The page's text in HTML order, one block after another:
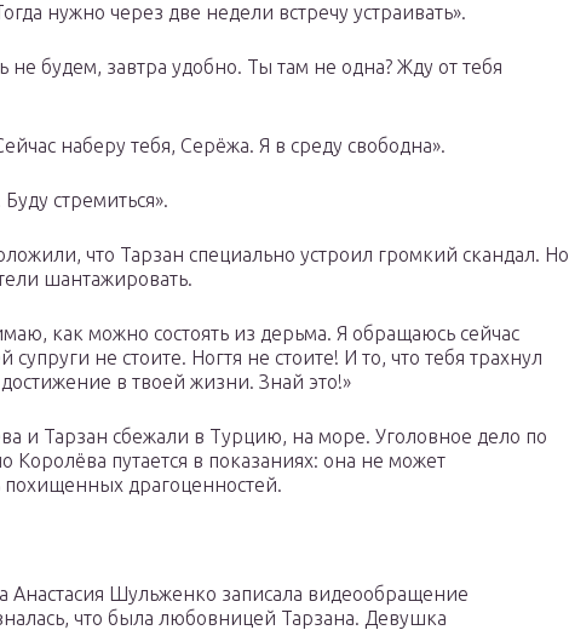
нужно через две недели встречу устраивать».
не будем, завтра удобно. Ты там не одна? Жду от тебя
наберу тебя, Серёжа. Я в среду свободна».
стремиться».
что Тарзан специально устроил громкий скандал. Но
шантажировать.
как можно состоять из дерьма. Я обращаюсь сейчас
не стоите. Ногтя не стоите! И то, что тебя трахнул
в твоей жизни. Знай это!»
и Тарзан сбежали в Турцию, на море. Уголовное дело по
Королёва путается в показаниях: она не может
похищенных драгоценностей.
Анастасия Шульженко записала видеообращение
что была любовницей Тарзана. Девушка